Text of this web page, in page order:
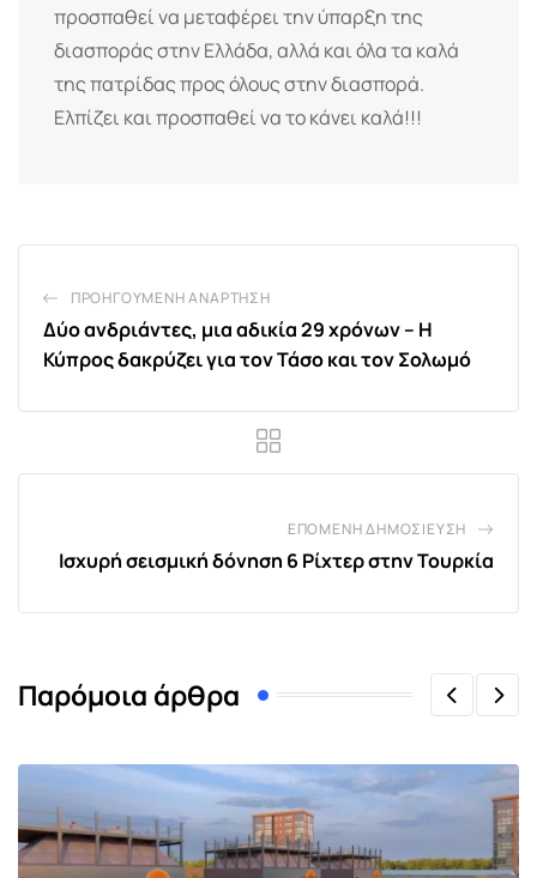
προσπαθεί να μεταφέρει την ύπαρξη της
διασποράς στην Ελλάδα, αλλά και όλα τα καλά
της πατρίδας προς όλους στην διασπορά.
Ελπίζει και προσπαθεί να το κάνει καλά!!!
ΠΡΟΗΓΟΎΜΕΝΗ ΑΝΆΡΤΗΣΗ
Δύο ανδριάντες, μια αδικία 29 χρόνων – Η
Κύπρος δακρύζει για τον Τάσο και τον Σολωμό
ΕΠΌΜΕΝΗ ΔΗΜΟΣΊΕΥΣΗ
Ισχυρή σεισμική δόνηση 6 Ρίχτερ στην Τουρκία
Παρόμοια άρθρα